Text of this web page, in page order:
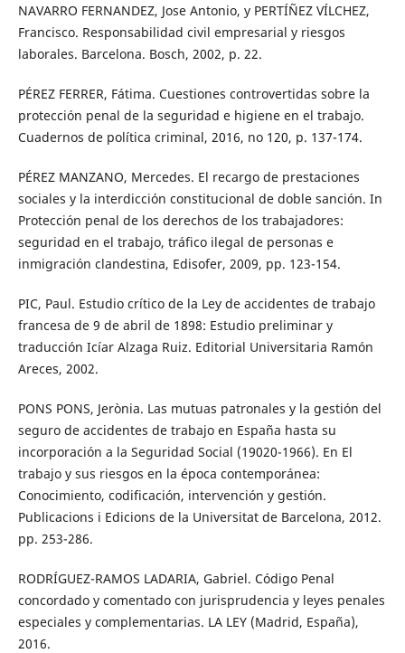
NAVARRO FERNANDEZ, Jose Antonio, y PERTÍÑEZ VÍLCHEZ,
Francisco. Responsabilidad civil empresarial y riesgos
laborales. Barcelona. Bosch, 2002, p. 22.
PÉREZ FERRER, Fátima. Cuestiones controvertidas sobre la
protección penal de la seguridad e higiene en el trabajo.
Cuadernos de política criminal, 2016, no 120, p. 137-174.
PÉREZ MANZANO, Mercedes. El recargo de prestaciones
sociales y la interdicción constitucional de doble sanción. In
Protección penal de los derechos de los trabajadores:
seguridad en el trabajo, tráfico ilegal de personas e
inmigración clandestina, Edisofer, 2009, pp. 123-154.
PIC, Paul. Estudio crítico de la Ley de accidentes de trabajo
francesa de 9 de abril de 1898: Estudio preliminar y
traducción Icíar Alzaga Ruiz. Editorial Universitaria Ramón
Areces, 2002.
PONS PONS, Jerònia. Las mutuas patronales y la gestión del
seguro de accidentes de trabajo en España hasta su
incorporación a la Seguridad Social (19020-1966). En El
trabajo y sus riesgos en la época contemporánea:
Conocimiento, codificación, intervención y gestión.
Publicacions i Edicions de la Universitat de Barcelona, 2012.
pp. 253-286.
RODRÍGUEZ-RAMOS LADARIA, Gabriel. Código Penal
concordado y comentado con jurisprudencia y leyes penales
especiales y complementarias. LA LEY (Madrid, España),
2016.